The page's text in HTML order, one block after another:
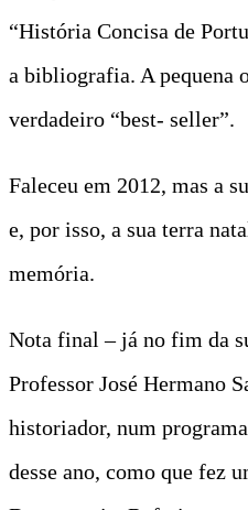
“História Concisa de
a bibliografia. A pequena
verdadeiro “best- seller”.
Faleceu em 2012, mas a
e, por isso, a sua terra
memória.
Nota final – já no fim da
Professor José Hermano
historiador, num
desse ano, como que fez